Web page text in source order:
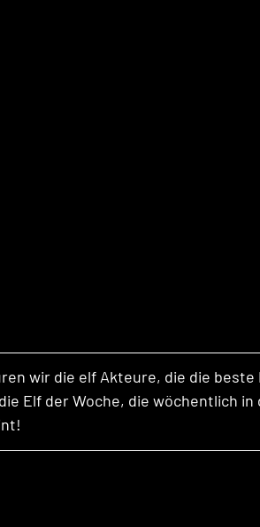
wir die elf Akteure, die die
Elf der Woche, die wöchentlich